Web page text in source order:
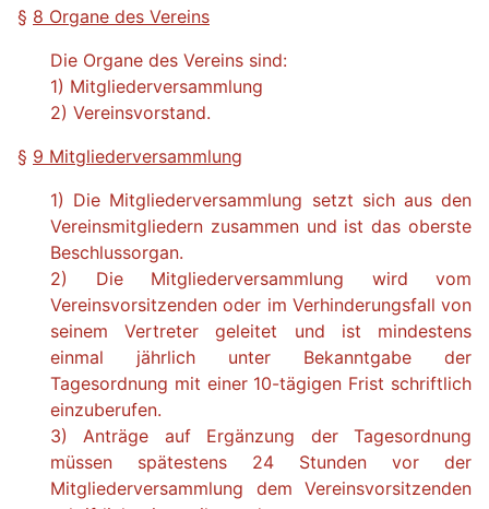
§ 8 Organe des Vereins
Die Organe des Vereins sind:
1) Mitgliederversammlung
2) Vereinsvorstand.
§ 9 Mitgliederversammlung
1) Die Mitgliederversammlung setzt sich aus den
Vereinsmitgliedern zusammen und ist das oberste
Beschlussorgan.
2) Die Mitgliederversammlung wird vom
Vereinsvorsitzenden oder im Verhinderungsfall von
seinem Vertreter geleitet und ist mindestens
einmal jährlich unter Bekanntgabe der
Tagesordnung mit einer 10-tägigen Frist schriftlich
einzuberufen.
3) Anträge auf Ergänzung der Tagesordnung
müssen spätestens 24 Stunden vor der
Mitgliederversammlung dem Vereinsvorsitzenden